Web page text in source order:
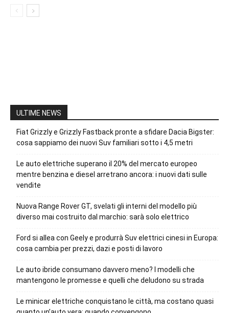
ULTIME NEWS
Fiat Grizzly e Grizzly Fastback pronte a sfidare Dacia Bigster:
cosa sappiamo dei nuovi Suv familiari sotto i 4,5 metri
Le auto elettriche superano il 20% del mercato europeo
mentre benzina e diesel arretrano ancora: i nuovi dati sulle
vendite
Nuova Range Rover GT, svelati gli interni del modello più
diverso mai costruito dal marchio: sarà solo elettrico
Ford si allea con Geely e produrrà Suv elettrici cinesi in Europa:
cosa cambia per prezzi, dazi e posti di lavoro
Le auto ibride consumano davvero meno? I modelli che
mantengono le promesse e quelli che deludono su strada
Le minicar elettriche conquistano le città, ma costano quasi